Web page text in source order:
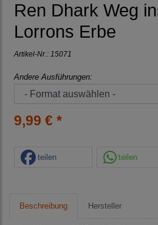
Ren Dhark Weg
Lorrons Erbe
Artikel-Nr.: 15071
Andere Ausführungen:
9,99 € *
teilen teilen
Beschreibung Hersteller